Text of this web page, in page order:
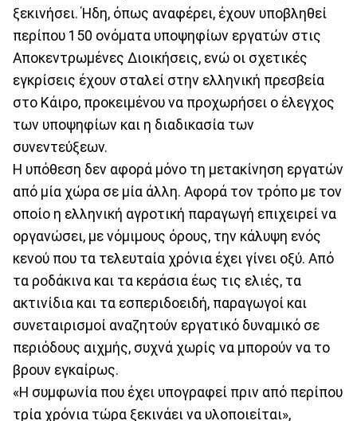
ξεκινήσει. Ήδη, όπως αναφέρει, έχουν υποβληθεί
περίπου 150 ονόματα υποψηφίων εργατών στις
Αποκεντρωμένες Διοικήσεις, ενώ οι σχετικές
εγκρίσεις έχουν σταλεί στην ελληνική πρεσβεία
στο Κάιρο, προκειμένου να προχωρήσει ο έλεγχος
των υποψηφίων και η διαδικασία των
συνεντεύξεων.
Η υπόθεση δεν αφορά μόνο τη μετακίνηση εργατών
από μία χώρα σε μία άλλη. Αφορά τον τρόπο με τον
οποίο η ελληνική αγροτική παραγωγή επιχειρεί να
οργανώσει, με νόμιμους όρους, την κάλυψη ενός
κενού που τα τελευταία χρόνια έχει γίνει οξύ. Από
τα ροδάκινα και τα κεράσια έως τις ελιές, τα
ακτινίδια και τα εσπεριδοειδή, παραγωγοί και
συνεταιρισμοί αναζητούν εργατικό δυναμικό σε
περιόδους αιχμής, συχνά χωρίς να μπορούν να το
βρουν εγκαίρως.
«Η συμφωνία που έχει υπογραφεί πριν από περίπου
τρία χρόνια τώρα ξεκινάει να υλοποιείται»,